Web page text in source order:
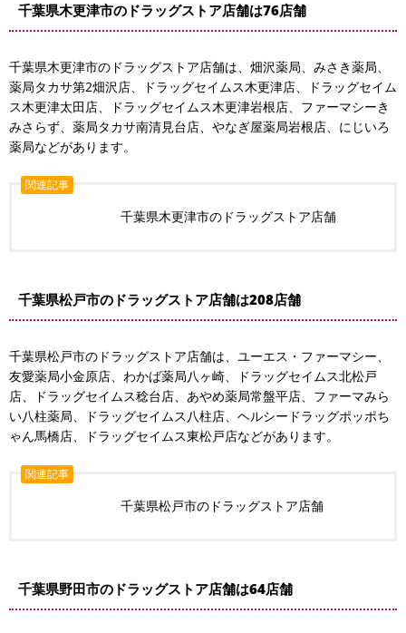
千葉県木更津市のドラッグストア店舗は76店舗
千葉県木更津市のドラッグストア店舗は、畑沢薬局、みさき薬局、
薬局タカサ第2畑沢店、ドラッグセイムス木更津店、ドラッグセイム
ス木更津太田店、ドラッグセイムス木更津岩根店、ファーマシーき
みさらず、薬局タカサ南清見台店、やなぎ屋薬局岩根店、にじいろ
薬局などがあります。
関連記事
千葉県木更津市のドラッグストア店舗
千葉県松戸市のドラッグストア店舗は208店舗
千葉県松戸市のドラッグストア店舗は、ユーエス・ファーマシー、
友愛薬局小金原店、わかば薬局八ヶ崎、ドラッグセイムス北松戸
店、ドラッグセイムス稔台店、あやめ薬局常盤平店、ファーマみら
い八柱薬局、ドラッグセイムス八柱店、ヘルシードラッグポッポち
ゃん馬橋店、ドラッグセイムス東松戸店などがあります。
関連記事
千葉県松戸市のドラッグストア店舗
千葉県野田市のドラッグストア店舗は64店舗